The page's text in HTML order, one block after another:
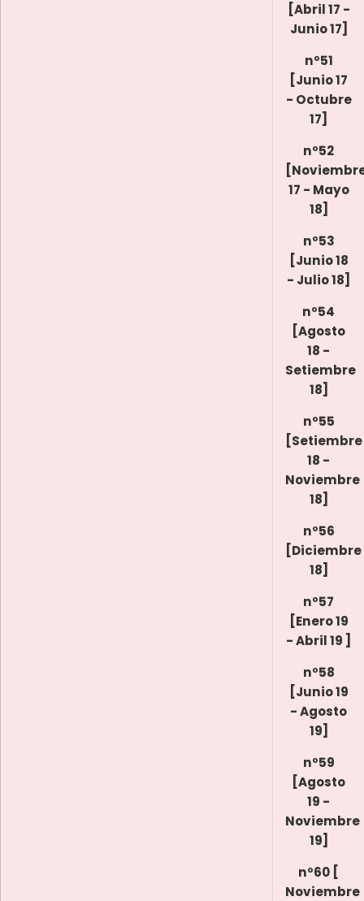
[Abril 17 -
Junio 17]
nº51
[Junio 17
- Octubre
17]
nº52
17 - Mayo
18]
nº53
[Junio 18
- Julio 18]
nº54
[Agosto
18 -
Setiembre
18]
nº55
[Setiembre
18 -
Noviembre
18]
nº56
[Diciembre
18]
nº57
[Enero 19
- Abril 19 ]
nº58
[Junio 19
- Agosto
19]
nº59
[Agosto
19 -
Noviembre
19]
nº60 [
Noviembre